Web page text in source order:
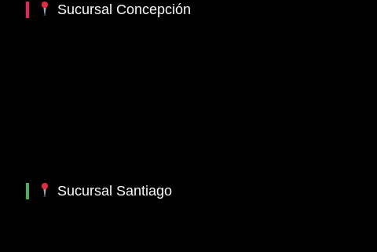
Sucursal Concepción
Sucursal Santiago